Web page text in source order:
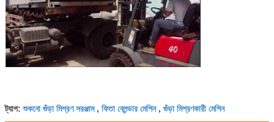
ট্যাগ: শুকনো গুঁড়া মিশ্রণ সরঞ্জাম, ফিতা ব্লেন্ডার মেশিন, গুঁড়া মিশ্রণকারী মেশিন